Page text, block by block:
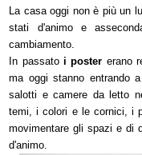
La casa oggi non è più un
stati d'animo e
cambiamento.
In passato i poster erano
ma oggi stanno entrando
salotti e camere da letto
temi, i colori e le cornici, i
movimentare gli spazi e di
d'animo.